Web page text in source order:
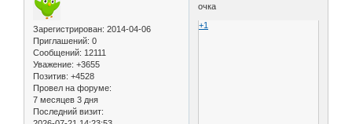
Зарегистрирован: 2014-04-06
Приглашений: 0
Сообщений: 12111
Уважение: +3655
Позитив: +4528
Провел на форуме:
7 месяцев 3 дня
Последний визит:
очка
+1